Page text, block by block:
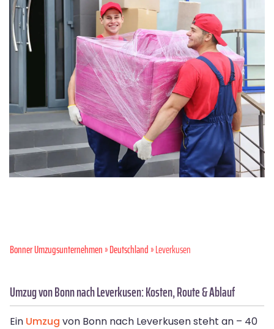
Bonner Umzugsunternehmen»Deutschland» Leverkusen
Umzug von Bonn nach Leverkusen: Kosten, Route & Ablauf
Ein Umzug von Bonn nach Leverkusen steht an – 40